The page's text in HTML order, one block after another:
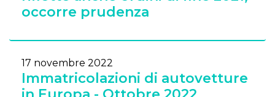
occorre prudenza
17 novembre 2022
Immatricolazioni di autovetture